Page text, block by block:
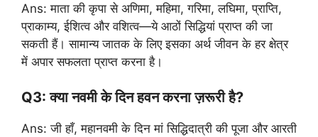
Ans: माता की कृपा से अणिमा, महिमा, गरिमा, लघिमा, प्राप्ति,
प्राकाम्य, ईशित्व और वशित्व—ये आठों सिद्धियां प्राप्त की जा
सकती हैं। सामान्य जातक के लिए इसका अर्थ जीवन के हर क्षेत्र
में अपार सफलता प्राप्त करना है।
Q3: क्या नवमी के दिन हवन करना ज़रूरी है?
Ans: जी हाँ, महानवमी के दिन मां सिद्धिदात्री की पूजा और आरती